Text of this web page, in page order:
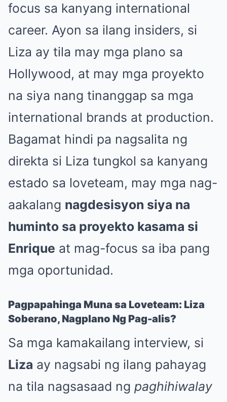
focus sa kanyang international
career. Ayon sa ilang insiders, si
Liza ay tila may mga plano sa
Hollywood, at may mga proyekto
na siya nang tinanggap sa mga
international brands at production.
Bagamat hindi pa nagsalita ng
direkta si Liza tungkol sa kanyang
estado sa loveteam, may mga nag-
aakalang nagdesisyon siya na
huminto sa proyekto kasama si
Enrique at mag-focus sa iba pang
mga oportunidad.
Pagpapahinga Muna sa Loveteam: Liza
Soberano, Nagplano Ng Pag-alis?
Sa mga kamakailang interview, si
Liza ay nagsabi ng ilang pahayag
na tila nagsasaad ng paghihiwalay